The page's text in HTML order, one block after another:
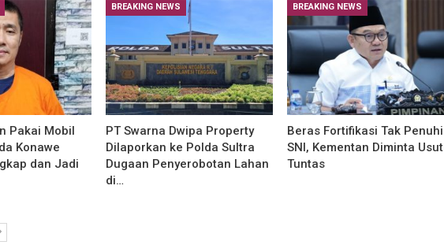
Pakai Mobil
Konawe
dan Jadi
BREAKING NEWS
PT Swarna Dwipa Property
Dilaporkan ke Polda Sultra
Dugaan Penyerobotan Lahan
di…
BREAKING NEWS
Beras Fortifikasi Tak Penuhi
SNI, Kementan Diminta Usut
Tuntas